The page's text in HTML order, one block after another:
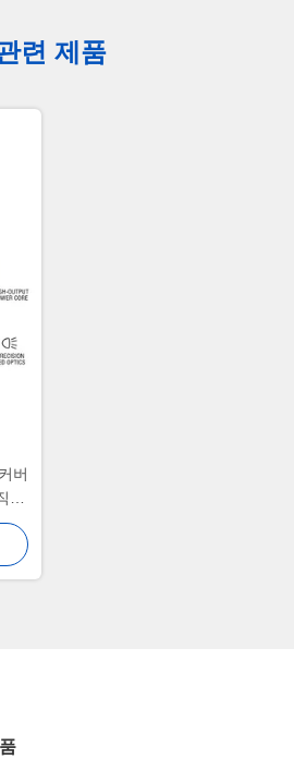
련 제품
버